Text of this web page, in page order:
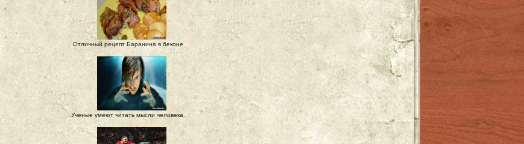
Отличный рецепт Баранина в беконе
Ученые умеют читать мысли человека.